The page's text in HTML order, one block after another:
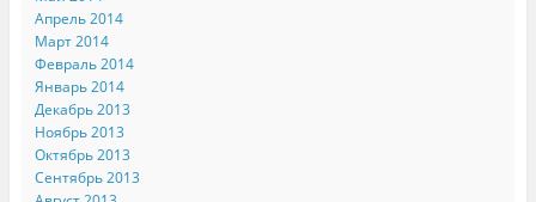
Апрель 2014
Март 2014
Февраль 2014
Январь 2014
Декабрь 2013
Ноябрь 2013
Октябрь 2013
Сентябрь 2013